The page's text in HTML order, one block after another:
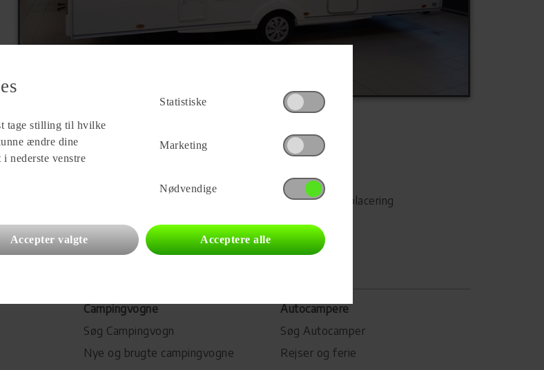
Forhandler
Se alle 71vogne for forhandleren
Udskriv
Campingvognens placering
Campingvogne
Søg Campingvogn
Nye og brugte campingvogne
Autocampere
Søg Autocamper
Rejser og ferie
tage stilling til hvilke
ændre dine
nederste venstre
Statistiske
Marketing
Nødvendige
Accepter valgte Acceptere alle